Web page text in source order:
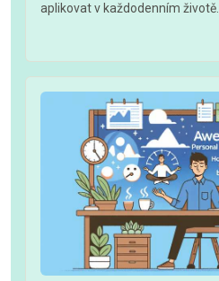
aplikovat v každodenním životě.